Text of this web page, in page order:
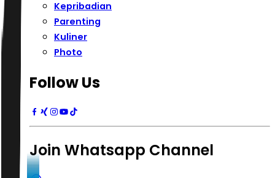
Kepribadian
Parenting
Kuliner
Photo
Follow Us
Join Whatsapp Channel